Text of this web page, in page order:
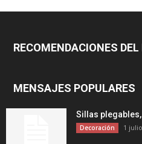
RECOMENDACIONES DEL
MENSAJES POPULARES
Sillas
Decoración 1